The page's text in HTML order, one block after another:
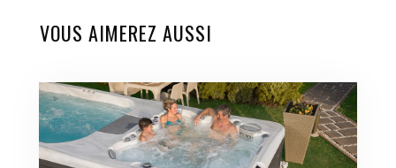
VOUS AIMEREZ AUSSI